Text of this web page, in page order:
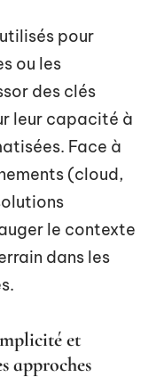
pour
ou les
des clés
leur capacité à
Face à
(cloud,
le contexte
dans les
et
approches